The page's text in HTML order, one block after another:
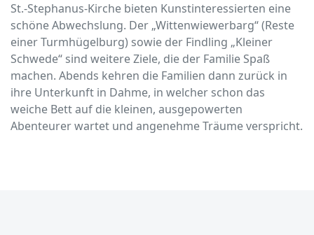
St.-Stephanus-Kirche bieten Kunstinteressierten eine
schöne Abwechslung. Der „Wittenwiewerbarg“ (Reste
einer Turmhügelburg) sowie der Findling „Kleiner
Schwede“ sind weitere Ziele, die der Familie Spaß
machen. Abends kehren die Familien dann zurück in
ihre Unterkunft in Dahme, in welcher schon das
weiche Bett auf die kleinen, ausgepowerten
Abenteurer wartet und angenehme Träume verspricht.